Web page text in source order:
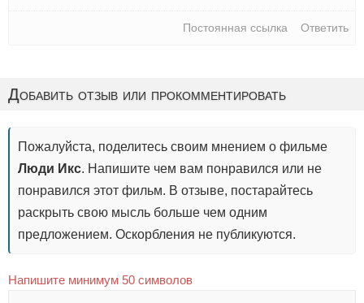
Постоянная ссылка Ответить
Добавить отзыв или прокомментировать
Пожалуйста, поделитесь своим мнением о фильме
Люди Икс. Напишите чем вам понравился или не
понравился этот фильм. В отзыве, постарайтесь
раскрыть свою мысль больше чем одним
предложением. Оскорбления не публикуются.
Напишите минимум 50 символов